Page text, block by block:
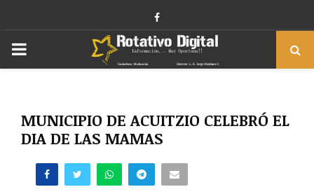
Facebook
PRIMARY
MUNICIPIO DE ACUITZIO CELEBRÓ EL
DIA DE LAS MAMAS